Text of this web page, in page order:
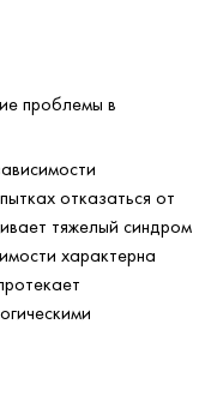
проблемы в
отказаться от
тяжелый синдром
характерна